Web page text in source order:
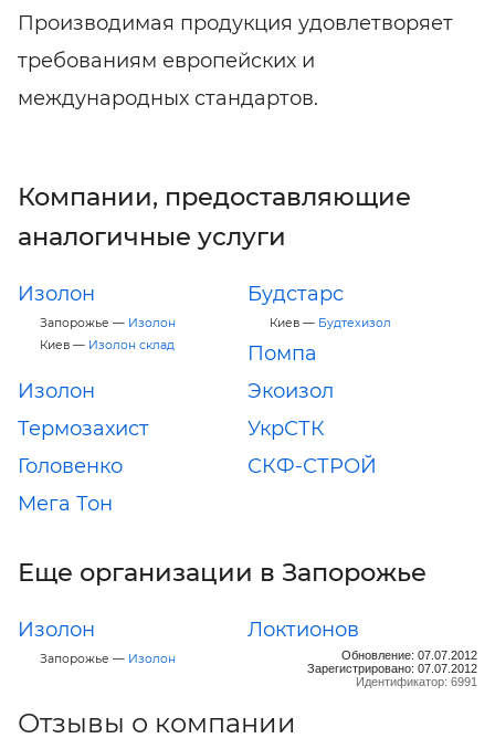
Производимая продукция удовлетворяет
требованиям европейских и
международных стандартов.
Компании, предоставляющие
аналогичные услуги
Изолон
Запорожье — Изолон
Киев — Изолон склад
Будстарс
Киев — Будтехизол
Помпа
Изолон
Экоизол
Термозахист
УкрСТК
Головенко
СКФ-СТРОЙ
Мега Тон
Еще организации в Запорожье
Изолон
Запорожье — Изолон
Локтионов
Обновление: 07.07.2012
Зарегистрировано: 07.07.2012
Идентификатор: 6991
Отзывы о компании